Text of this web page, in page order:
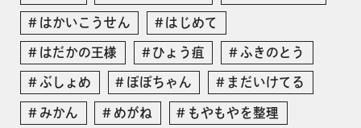
はかいこうせん はじめて
はだかの王様 ひょう疽 ふきのとう
ぶしょめ ぽぽちゃん まだいけてる
みかん めがね もやもやを整理